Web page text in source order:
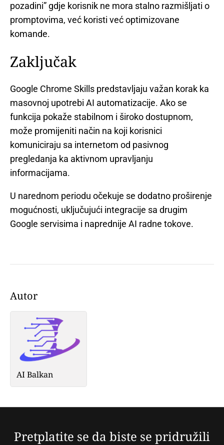
pozadini” gdje korisnik ne mora stalno razmišljati o
promptovima, već koristi već optimizovane
komande.
Zaključak
Google Chrome Skills predstavljaju važan korak ka
masovnoj upotrebi AI automatizacije. Ako se
funkcija pokaže stabilnom i široko dostupnom,
može promijeniti način na koji korisnici
komuniciraju sa internetom od pasivnog
pregledanja ka aktivnom upravljanju
informacijama.
U narednom periodu očekuje se dodatno proširenje
mogućnosti, uključujući integracije sa drugim
Google servisima i naprednije AI radne tokove.
Autor
AI Balkan
Pretplatite se da biste se pridružili